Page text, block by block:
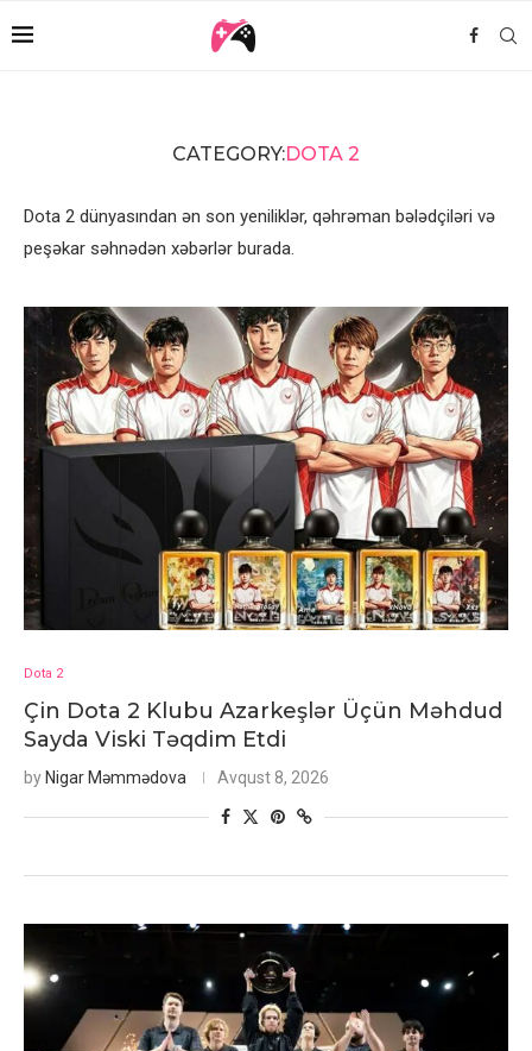
CATEGORY:DOTA 2
Dota 2 dünyasından ən son yeniliklər, qəhrəman bələdçiləri və
peşəkar səhnədən xəbərlər burada.
Dota 2
Çin Dota 2 Klubu Azarkeşlər Üçün Məhdud
Sayda Viski Təqdim Etdi
by Nigar Məmmədova Avqust 8, 2026